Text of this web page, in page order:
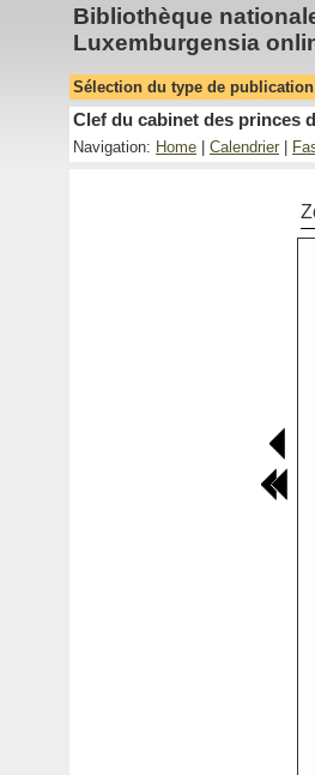
Bibliothèque
Luxemburgensia
Sélection du type de
Clef du cabinet des princes
Navigation: Home Calendrier